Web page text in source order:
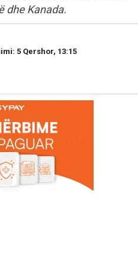
dhe Kanada.
5 Qershor, 13:15